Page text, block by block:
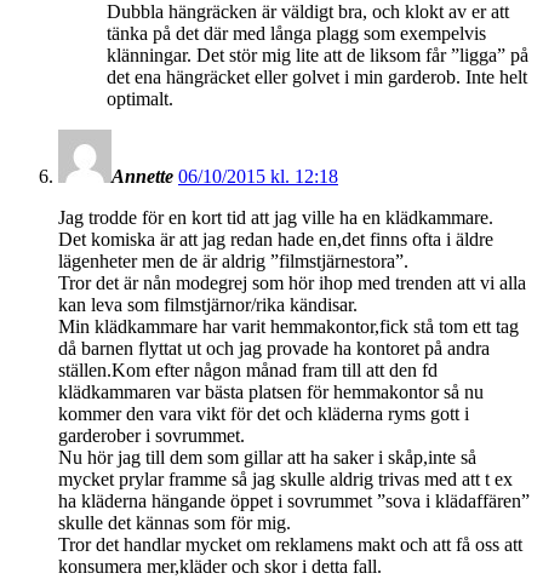
Dubbla hängräcken är väldigt bra, och klokt av er att
tänka på det där med långa plagg som exempelvis
klänningar. Det stör mig lite att de liksom får ”ligga” på
det ena hängräcket eller golvet i min garderob. Inte helt
optimalt.
Annette 06/10/2015 kl. 12:18
Jag trodde för en kort tid att jag ville ha en klädkammare.
Det komiska är att jag redan hade en,det finns ofta i äldre
lägenheter men de är aldrig ”filmstjärnestora”.
Tror det är nån modegrej som hör ihop med trenden att vi alla
kan leva som filmstjärnor/rika kändisar.
Min klädkammare har varit hemmakontor,fick stå tom ett tag
då barnen flyttat ut och jag provade ha kontoret på andra
ställen.Kom efter någon månad fram till att den fd
klädkammaren var bästa platsen för hemmakontor så nu
kommer den vara vikt för det och kläderna ryms gott i
garderober i sovrummet.
Nu hör jag till dem som gillar att ha saker i skåp,inte så
mycket prylar framme så jag skulle aldrig trivas med att t ex
ha kläderna hängande öppet i sovrummet ”sova i klädaffären”
skulle det kännas som för mig.
Tror det handlar mycket om reklamens makt och att få oss att
konsumera mer,kläder och skor i detta fall.